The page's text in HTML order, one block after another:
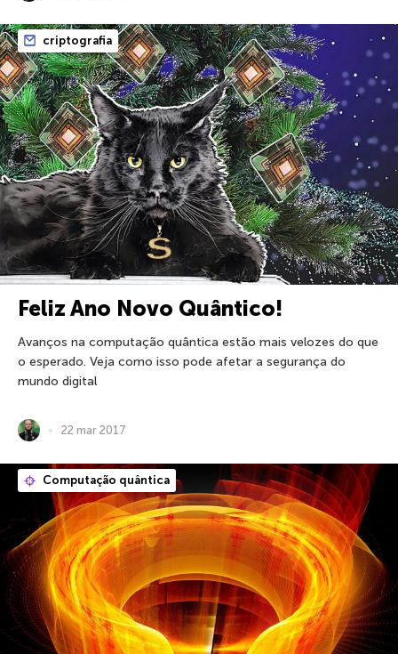
criptografia
Feliz Ano Novo Quântico!
Avanços na computação quântica estão mais velozes do que
o esperado. Veja como isso pode afetar a segurança do
mundo digital
22 mar 2017
Computação quântica